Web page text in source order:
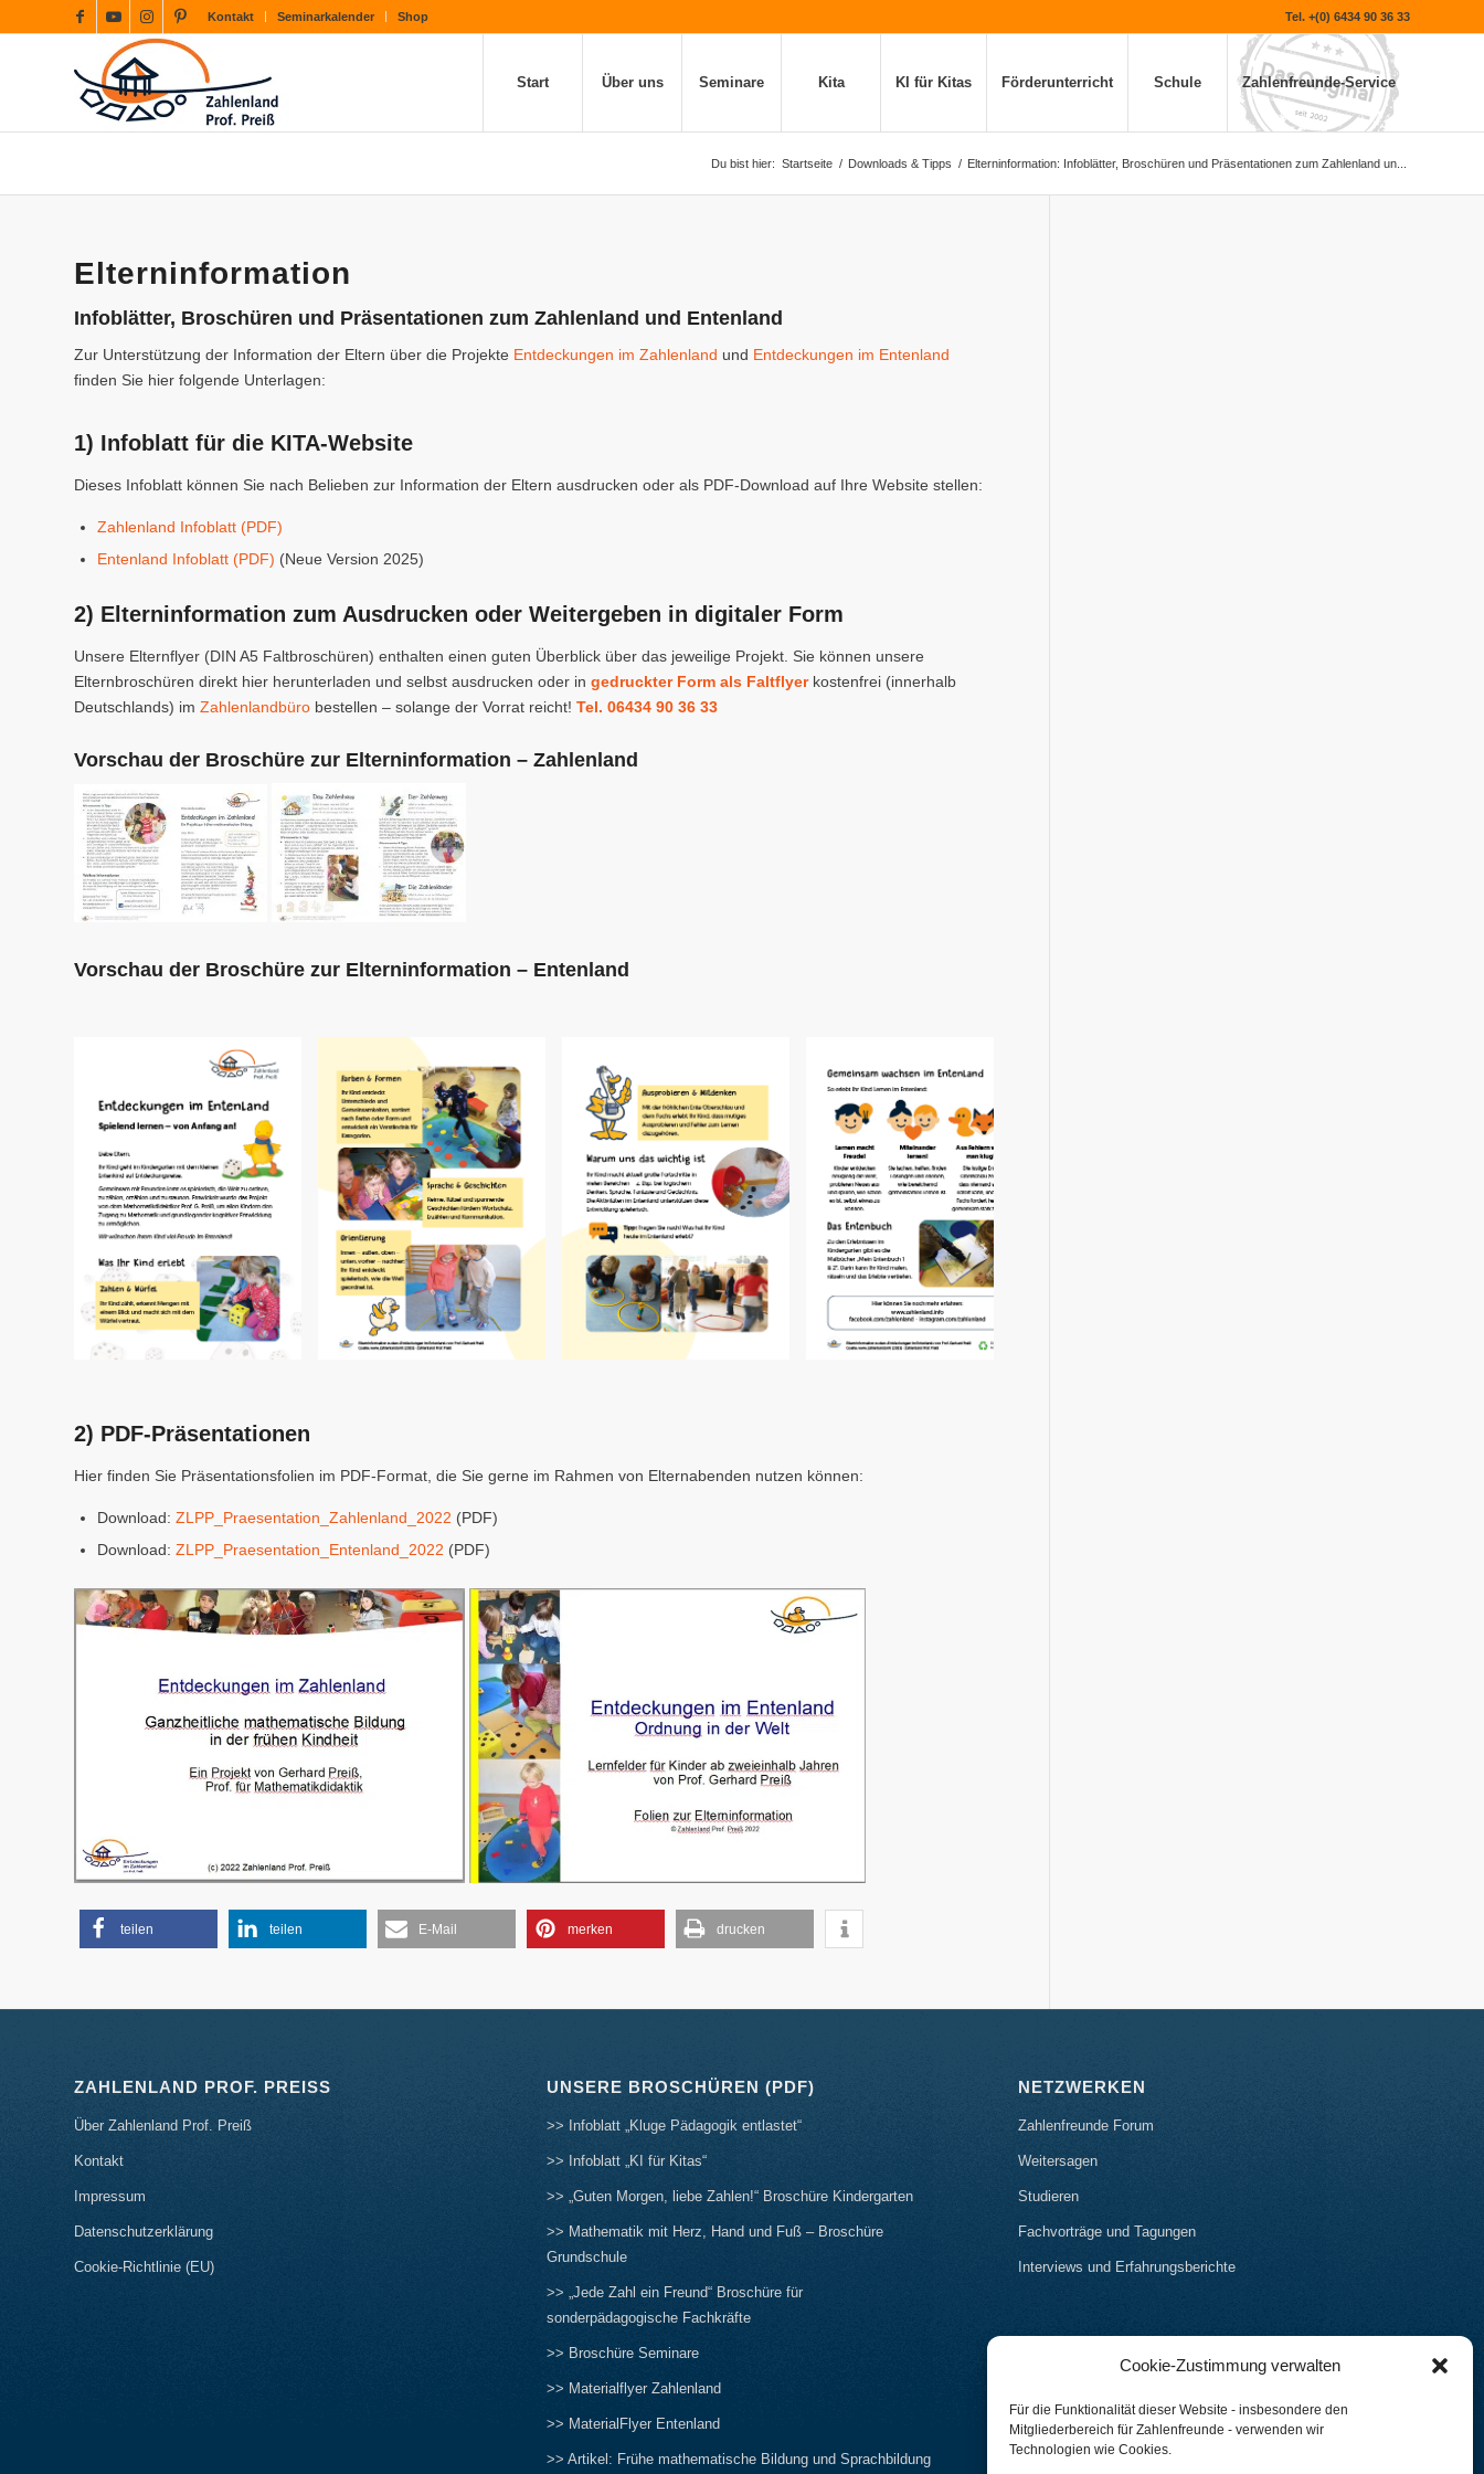
Cookie-Zustimmung verwalten
Für die Funktionalität dieser Website - insbesondere den
Mitgliederbereich für Zahlenfreunde - verwenden wir
Technologien wie Cookies.
Kontakt Seminarkalender Shop Tel. +(0) 6434 90 36 33
Start Über uns Seminare Kita KI für Kitas Förderunterricht Schule Zahlenfreunde-Service
Du bist hier: Startseite / Downloads & Tipps / Elterninformation: Infoblätter, Broschüren und Präsentationen zum Zahlenland un...
Elterninformation
Infoblätter, Broschüren und Präsentationen zum Zahlenland und Entenland
Zur Unterstützung der Information der Eltern über die Projekte Entdeckungen im Zahlenland und Entdeckungen im Entenland
finden Sie hier folgende Unterlagen:
1) Infoblatt für die KITA-Website
Dieses Infoblatt können Sie nach Belieben zur Information der Eltern ausdrucken oder als PDF-Download auf Ihre Website stellen:
Zahlenland Infoblatt (PDF)
Entenland Infoblatt (PDF) (Neue Version 2025)
2) Elterninformation zum Ausdrucken oder Weitergeben in digitaler Form
Unsere Elternflyer (DIN A5 Faltbroschüren) enthalten einen guten Überblick über das jeweilige Projekt. Sie können unsere
Elternbroschüren direkt hier herunterladen und selbst ausdrucken oder in gedruckter Form als Faltflyerkostenfrei (innerhalb
Deutschlands) im Zahlenlandbüro bestellen – solange der Vorrat reicht! Tel. 06434 90 36 33
Vorschau der Broschüre zur Elterninformation – Zahlenland
Vorschau der Broschüre zur Elterninformation – Entenland
2) PDF-Präsentationen
Hier finden Sie Präsentationsfolien im PDF-Format, die Sie gerne im Rahmen von Elternabenden nutzen können:
Download: ZLPP_Praesentation_Zahlenland_2022 (PDF)
Download: ZLPP_Praesentation_Entenland_2022 (PDF)
teilen teilen E-Mail merken drucken
ZAHLENLAND PROF. PREISS
Über Zahlenland Prof. Preiß
Kontakt
Impressum
Datenschutzerklärung
Cookie-Richtlinie (EU)
UNSERE BROSCHÜREN (PDF)
>> Infoblatt „Kluge Pädagogik entlastet“
>> Infoblatt „KI für Kitas“
>> „Guten Morgen, liebe Zahlen!“ Broschüre Kindergarten
>> Mathematik mit Herz, Hand und Fuß – Broschüre
Grundschule
>> „Jede Zahl ein Freund“ Broschüre für
sonderpädagogische Fachkräfte
>> Broschüre Seminare
>> Materialflyer Zahlenland
>> MaterialFlyer Entenland
>> Artikel: Frühe mathematische Bildung und Sprachbildung
NETZWERKEN
Zahlenfreunde Forum
Weitersagen
Studieren
Fachvorträge und Tagungen
Interviews und Erfahrungsberichte